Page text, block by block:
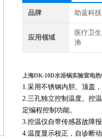
品牌 助蓝科技
应用领域
医疗卫
渔
上海DK-10D水浴锅实验室电
1.采用不锈钢内胆、顶盖
2.三孔独立控制温度。控
定编程控制功能。
3.控温仪自带传感器故障
4.温度显示校正，自诊断